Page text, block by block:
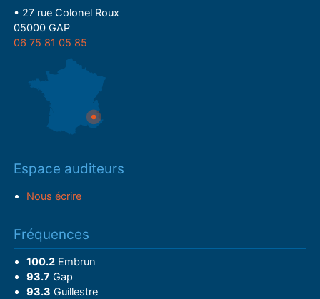
• 27 rue Colonel Roux
05000 GAP
06 75 81 05 85
Espace auditeurs
Nous écrire
Fréquences
100.2Embrun
93.7 Gap
93.3 Guillestre